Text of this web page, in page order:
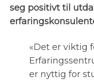
seg positivt til
«Det er viktig
er nyttig for